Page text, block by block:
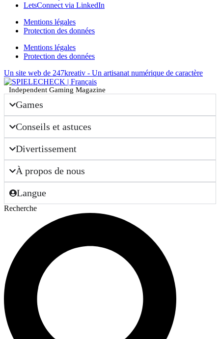
LetsConnect via LinkedIn
Mentions légales
Protection des données
Mentions légales
Protection des données
Un site web de 247kreativ - Un artisanat numérique de caractère
Independent Gaming Magazine
Games
Conseils et astuces
Divertissement
À propos de nous
Langue
Recherche